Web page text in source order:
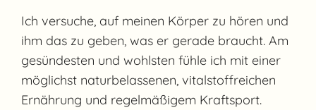
Ich versuche, auf meinen Körper zu hören und
ihm das zu geben, was er gerade braucht. Am
gesündesten und wohlsten fühle ich mit einer
möglichst naturbelassenen, vitalstoffreichen
Ernährung und regelmäßigem Kraftsport.